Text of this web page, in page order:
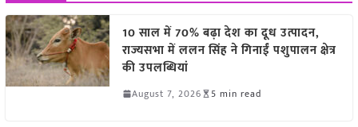
10 साल में 70% बढ़ा देश का दूध उत्पादन,
राज्यसभा में ललन सिंह ने गिनाईं पशुपालन क्षेत्र
की उपलब्धियां
August 7, 2026 5 min read